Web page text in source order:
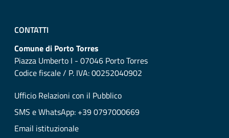
CONTATTI
Comune di Porto Torres
Piazza Umberto I - 07046 Porto Torres
Codice fiscale / P. IVA: 00252040902
Ufficio Relazioni con il Pubblico
SMS e WhatsApp: +39 0797000669
Email istituzionale